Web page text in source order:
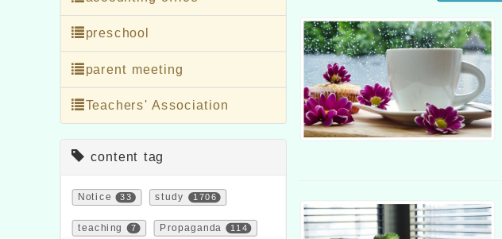
preschool
parent meeting
Teachers' Association
content tag
Notice 33 study 1706
teaching 7 Propaganda 114